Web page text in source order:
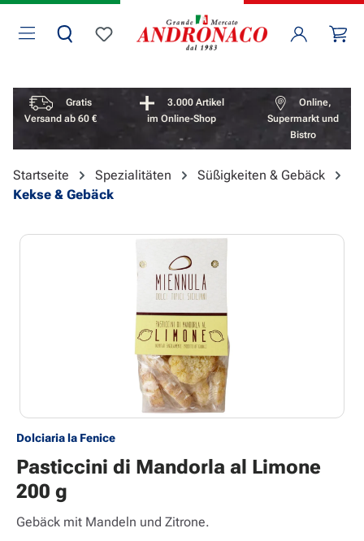
Zum Hauptinhalt springen
Du hast 0 Produkte auf dem Merkzettel
Vorteile überspringen
Gratis
Versand ab 60 €
3.000 Artikel
im Online-Shop
Online,
Supermarkt und
Bistro
Startseite Spezialitäten
Süßigkeiten & Gebäck
Kekse & Gebäck
Bildergalerie überspringen
Dolciaria la Fenice
Pasticcini di Mandorla al Limone
200 g
Gebäck mit Mandeln und Zitrone.